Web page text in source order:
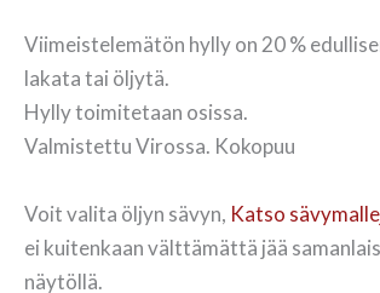
Viimeistelemätön hylly on 20 %
lakata tai öljytä.
Hylly toimitetaan osissa.
Valmistettu Virossa. Kokopuu
Voit valita öljyn sävyn, Katso
ei kuitenkaan välttämättä jää
näytöllä.